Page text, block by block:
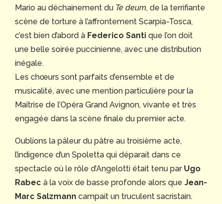
Mario au déchainement du Te deum, de la terrifiante
scène de torture à l’affrontement Scarpia-Tosca,
c’est bien d’abord à Federico Santi que l’on doit
une belle soirée puccinienne, avec une distribution
inégale.
Les chœurs sont parfaits d’ensemble et de
musicalité, avec une mention particulière pour la
Maîtrise de l’Opéra Grand Avignon, vivante et très
engagée dans la scène finale du premier acte.
Oublions la pâleur du pâtre au troisième acte,
l’indigence d’un Spoletta qui déparait dans ce
spectacle où le rôle d’Angelotti était tenu par Ugo
Rabec à la voix de basse profonde alors que Jean-
Marc Salzmann campait un truculent sacristain.